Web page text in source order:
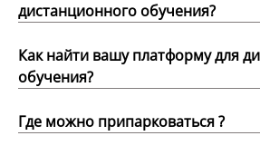
дистанционного обучения?
Как найти вашу платформу для
обучения?
Где можно припарковаться ?